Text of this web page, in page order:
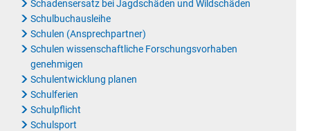
Schadensersatz bei Jagdschäden und Wildschäden
Schulbuchausleihe
Schulen (Ansprechpartner)
Schulen wissenschaftliche Forschungsvorhaben
genehmigen
Schulentwicklung planen
Schulferien
Schulpflicht
Schulsport